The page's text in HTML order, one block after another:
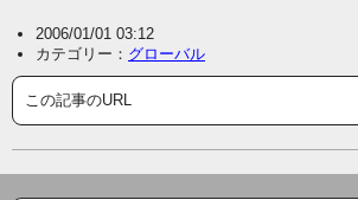
2006/01/01 03:12
カテゴリー： グローバル
この記事のURL